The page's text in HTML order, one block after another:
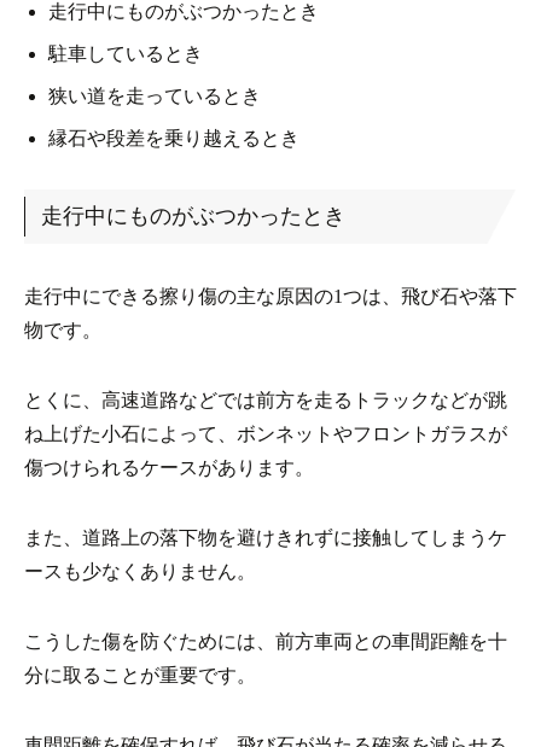
走行中にものがぶつかったとき
駐車しているとき
狭い道を走っているとき
縁石や段差を乗り越えるとき
走行中にものがぶつかったとき
走行中にできる擦り傷の主な原因の1つは、飛び石や落下
物です。
とくに、高速道路などでは前方を走るトラックなどが跳
ね上げた小石によって、ボンネットやフロントガラスが
傷つけられるケースがあります。
また、道路上の落下物を避けきれずに接触してしまうケ
ースも少なくありません。
こうした傷を防ぐためには、前方車両との車間距離を十
分に取ることが重要です。